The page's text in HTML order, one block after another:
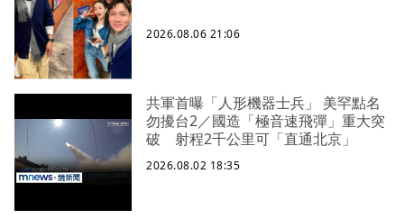
2026.08.06 21:06
共軍首曝「人形機器士兵」 美罕點名
勿擾台2／國造「極音速飛彈」重大突
破 射程2千公里可「直通北京」
2026.08.02 18:35